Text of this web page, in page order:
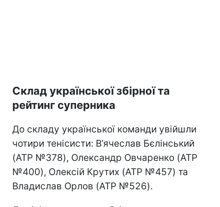
Склад української збірної та
рейтинг суперника
До складу української команди увійшли
чотири тенісисти: В’ячеслав Бєлінський
(ATP №378), Олександр Овчаренко (ATP
№400), Олексій Крутих (ATP №457) та
Владислав Орлов (ATP №526).